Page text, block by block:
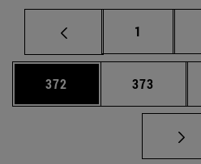
Página
1
Página
372 Página
373